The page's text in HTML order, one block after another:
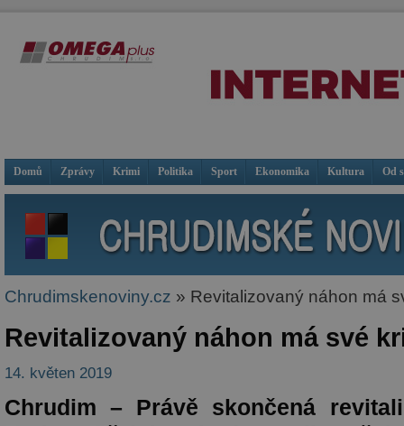
Domů Zprávy Krimi Politika Sport Ekonomika Kultura Od
Chrudimskenoviny.cz » Revitalizovaný náhon má
Revitalizovaný náhon má své
14. květen 2019
Chrudim – Právě skončená